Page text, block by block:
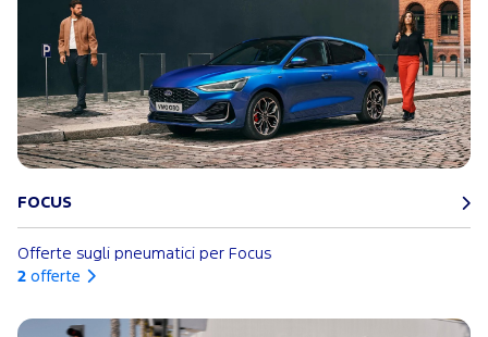
FOCUS
Offerte sugli pneumatici per Focus
2 offerte